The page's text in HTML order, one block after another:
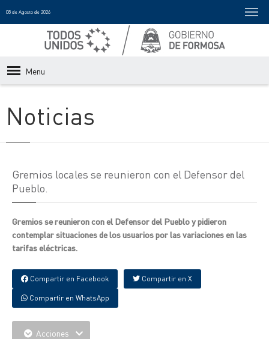
08 de Agosto de 2026
Menu
Noticias
Gremios locales se reunieron con el Defensor del
Pueblo.
Gremios se reunieron con el Defensor del Pueblo y pidieron
contemplar situaciones de los usuarios por las variaciones en las
tarifas eléctricas.
Compartir en Facebook Compartir en X
Compartir en WhatsApp
Acciones